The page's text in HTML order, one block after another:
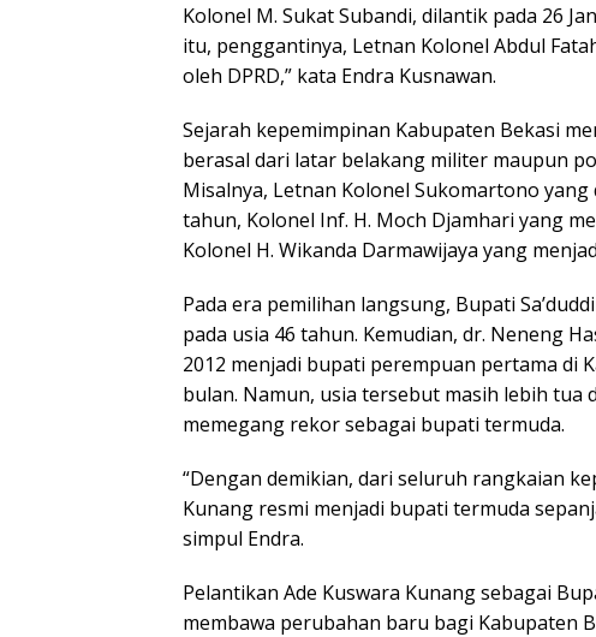
Kolonel M. Sukat Subandi, dilantik pada 26
itu, penggantinya, Letnan Kolonel Abdul
oleh DPRD,” kata Endra Kusnawan.
Sejarah kepemimpinan Kabupaten Bekasi
berasal dari latar belakang militer maupun
Misalnya, Letnan Kolonel Sukomartono
tahun, Kolonel Inf. H. Moch Djamhari yang
Kolonel H. Wikanda Darmawijaya yang
Pada era pemilihan langsung, Bupati
pada usia 46 tahun. Kemudian, dr. Neneng
2012 menjadi bupati perempuan pertama di
bulan. Namun, usia tersebut masih lebih tua
memegang rekor sebagai bupati termuda.
“Dengan demikian, dari seluruh rangkaian
Kunang resmi menjadi bupati termuda
simpul Endra.
Pelantikan Ade Kuswara Kunang sebagai
membawa perubahan baru bagi Kabupaten